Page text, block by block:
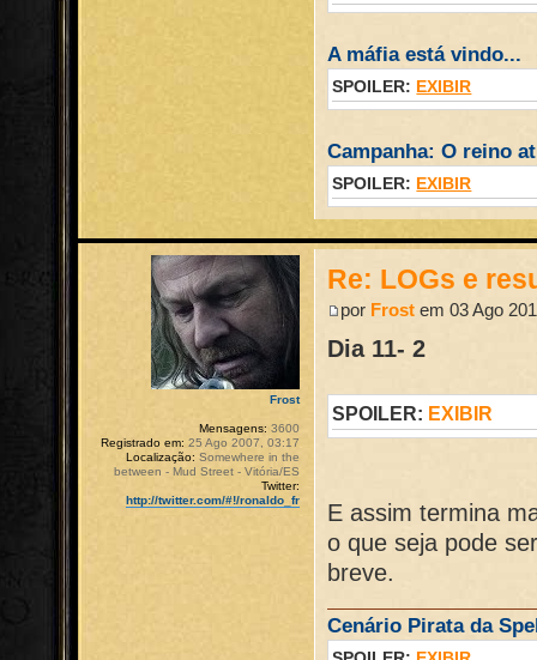
A máfia está vindo...
SPOILER: EXIBIR
Campanha: O reino
SPOILER: EXIBIR
Re: LOGs e
por Frost em 03 Ago
Dia 11- 2
SPOILER: EXIBIR
E assim termina
o que seja pode
breve.
Cenário Pirata da
Frost
Mensagens: 3600
Registrado em: 25 Ago 2007, 03:17
Localização: Somewhere in the
between - Mud Street - Vitória/ES
Twitter:
http://twitter.com/#!/ronaldo_fr